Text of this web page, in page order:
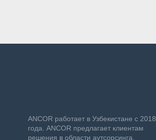
ANСOR работает в Узбекистане с 2018
года. ANCOR предлагает клиентам
решения в области аутсорсинга,